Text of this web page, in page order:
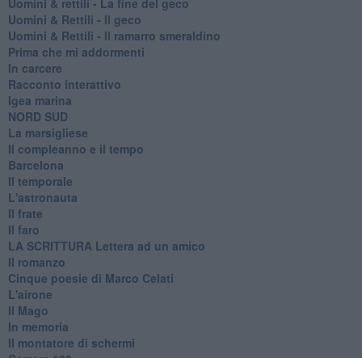
Uomini & Rettili - Il geco
Uomini & Rettili - Il ramarro smeraldino
Prima che mi addormenti
In carcere
Racconto interattivo
Igea marina
​NORD SUD
La marsigliese
Il compleanno e il tempo
Barcelona
Il temporale
L'astronauta
Il frate
Il faro
​LA SCRITTURA Lettera ad un amico
Il romanzo
Cinque poesie di Marco Celati
L'airone
Il Mago
In memoria
Il montatore di schermi